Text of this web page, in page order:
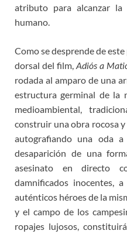
atributo para alcanzar
humano.
Como se desprende de
dorsal del film, Adiós a
rodada al amparo de una
estructura germinal de la
medioambiental,
construir una obra rocosa
autografiando una oda
desaparición de una
asesinato en directo
damnificados inocentes,
auténticos héroes de la
y el campo de los
ropajes lujosos,